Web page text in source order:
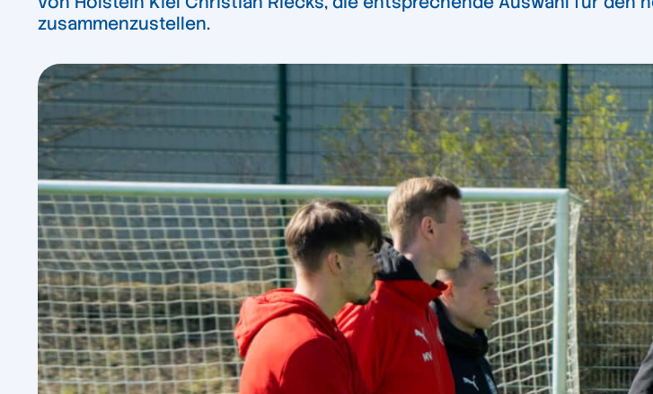
zusammenzustellen.